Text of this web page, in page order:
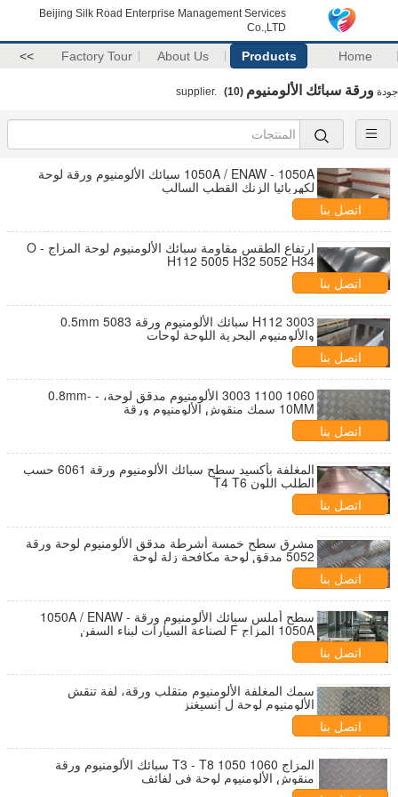
Beijing Silk Road Enterprise Management Services
Co.,LTD
Home
Products
About Us
Factory Tour
>>
جودة ورقة سبائك الألومنيوم (10)
1050A / ENAW - 1050A سبائك الألومنيوم ورقة لوحة
لكهربائيا الزنك القطب السالب
اتصل بنا
ارتفاع الطقس مقاومة سبائك الألومنيوم لوحة المزاج O -
H112 5005 H32 5052 H34
اتصل بنا
3003 H112 سبائك الألومنيوم ورقة 5083 0.5mm
والألومنيوم البحرية اللوحة لوحات
اتصل بنا
1060 1100 3003 الألومنيوم مدقق لوحة، 0.8mm- -
10MM سمك منقوش الألومنيوم ورقة
اتصل بنا
المغلفة بأكسيد سطح سبائك الألومنيوم ورقة 6061 حسب
الطلب اللون T4 T6
اتصل بنا
مشرق سطح خمسة أشرطة مدقق الألومنيوم لوحة ورقة
5052 مدقق لوحة مكافحة زلة لوحة
اتصل بنا
سطح أملس سبائك الألومنيوم ورقة 1050A / ENAW -
1050A المزاج F لصناعة السيارات لبناء السفن
اتصل بنا
سمك المغلفة الألومنيوم متقلب ورقة، لفة تنقش
الألومنيوم لوحة ل إنسيغنز
اتصل بنا
المزاج T3 - T8 1050 1060 سبائك الألومنيوم ورقة
منقوش الألومنيوم لوحة في لفائف